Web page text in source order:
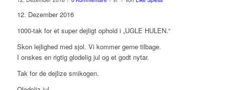
12. Dezember 2016
1000-tak for et super dejligt ophold i „UGLE HULEN.“
Skon lejlighed med sjol. Vi kommer gerne tilbage.
I onskes en rigtig glodelig jul og et godt nytar.
Tak for de dejlize smikogen.